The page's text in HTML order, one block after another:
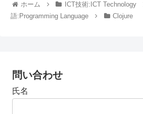
ホーム ICT技術:ICT Technology
語:Programming Language
Clojure
問い合わせ
氏名